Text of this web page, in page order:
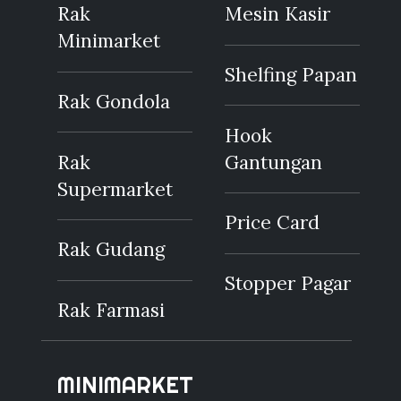
Rak
Minimarket
Rak Gondola
Rak
Supermarket
Rak Gudang
Rak Farmasi
Mesin Kasir
Shelfing Papan
Hook
Gantungan
Price Card
Stopper Pagar
MINIMARKET